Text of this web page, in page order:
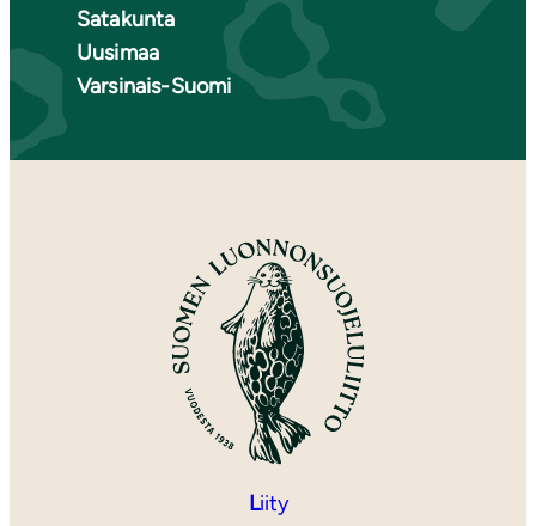
Satakunta
Uusimaa
Varsinais-Suomi
Liity